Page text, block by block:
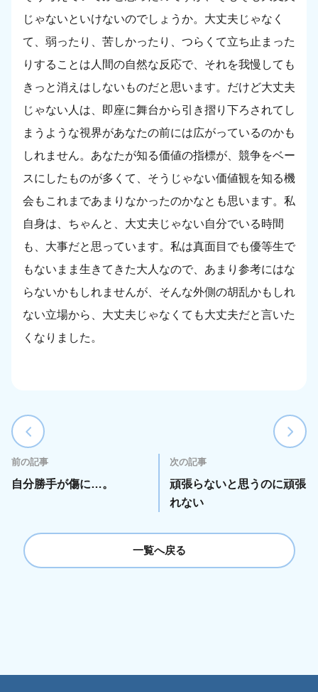
じゃないといけないのでしょうか。大丈夫じゃなく
て、弱ったり、苦しかったり、つらくて立ち止まった
りすることは人間の自然な反応で、それを我慢しても
きっと消えはしないものだと思います。だけど大丈夫
じゃない人は、即座に舞台から引き摺り下ろされてし
まうような視界があなたの前には広がっているのかも
しれません。あなたが知る価値の指標が、競争をベー
スにしたものが多くて、そうじゃない価値観を知る機
会もこれまであまりなかったのかなとも思います。私
自身は、ちゃんと、大丈夫じゃない自分でいる時間
も、大事だと思っています。私は真面目でも優等生で
もないまま生きてきた大人なので、あまり参考にはな
らないかもしれませんが、そんな外側の胡乱かもしれ
ない立場から、大丈夫じゃなくても大丈夫だと言いた
くなりました。
前の記事
自分勝手が傷に…。
次の記事
頑張らないと思うのに頑張
れない
一覧へ戻る